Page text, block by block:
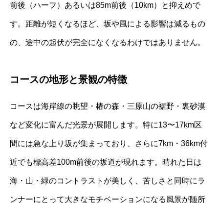
前後（ハーフ）あるいは85m前後（10km）と抑えめで
す。距離が短くなるほど、坂や風による影響は減るもの
の、途中の起伏が完全になくなるわけではありません。
コースの地形と景観の特徴
コースは海岸線の眺望・椿の森・三原山の裾野・裏砂漠
など変化に富んだ光景が展開します。特に13〜17km区
間には急な上り坂が集まっており、さらに7km・36km付
近でも標高差100m前後の坂道が現れます。晴れた日は
海・山・緑のコントラストが美しく、苦しさと同時にラ
ンナーにとって大きなモチベーションになる風景が随所